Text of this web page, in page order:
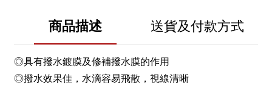
商品描述 送貨及付款方式
◎具有撥水鍍膜及修補撥水膜的作用
◎撥水效果佳，水滴容易飛散，視線清晰